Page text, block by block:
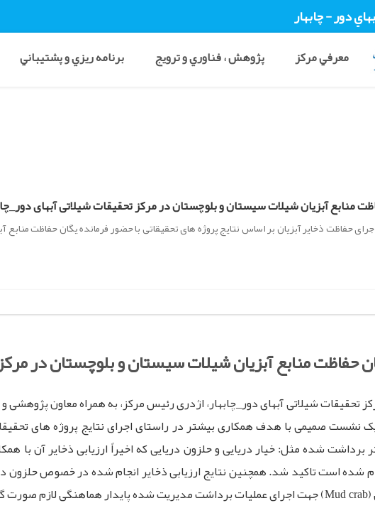
دور - چابهار
معرفي مرکز پژوهش ، فناوري و ترويج برنامه ريزي و پشتيباني
منابع آبزیان شیلات سیستان و بلوچستان در مرکز تحقیقات شیلاتی آبهای
حفاظت ذخایر آبزیان بر اساس نتایج پروژه های تحقیقاتی با حضور فرمانده یگان حفاظت
حفاظت منابع آبزیان شیلات سیستان و بلوچستان در
تحقیقات شیلاتی آبهای دور_چابهار، اژدری رئیس مرکز، به همراه معاون
نشست صمیمی با هدف همکاری بیشتر در راستای اجرای نتایج پروژه های
برداشت شده مثل: خیار دریایی و حلزون دریایی که اخیراً ارزیابی ذخایر آن با
شده است تاکید شد. همچنین نتایج ارزیابی ذخایر انجام شده در خصوص
(
Mud crab) جهت اجرای عملیات برداشت مدیریت شده پایدار هماهنگی لازم صورت